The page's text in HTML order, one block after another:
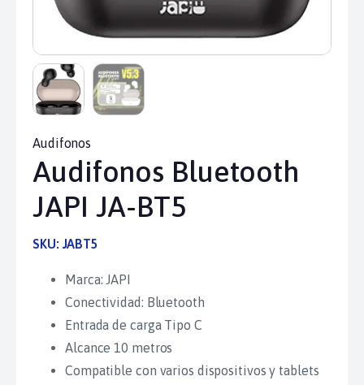
Audifonos
Audifonos Bluetooth
JAPI JA-BT5
SKU: JABT5
Marca: JAPI
Conectividad: Bluetooth
Entrada de carga Tipo C
Alcance 10 metros
Compatible con varios dispositivos y tablets